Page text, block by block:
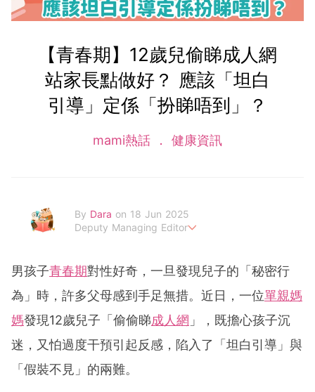
【青春期】12歲兒偷睇成人網
站家長點做好？ 應該「坦白
引導」定係「扮睇唔到」？
mami熱話 健康資訊
By Dara on 18 Jun 2025
Deputy Managing Editor
男孩子青春期對性好奇，一旦發現兒子的「秘密行
為」時，許多父母感到手足無措。近日，一位單親媽
媽發現12歲兒子「偷偷睇成人網 」，既擔心孩子沉
迷，又怕過度干預引起反感，陷入了「坦白引導」與
「假裝不見」的兩難。